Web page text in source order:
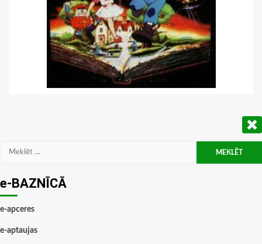
Meklēt:
e-BAZNĪCĀ
e-apceres
e-aptaujas